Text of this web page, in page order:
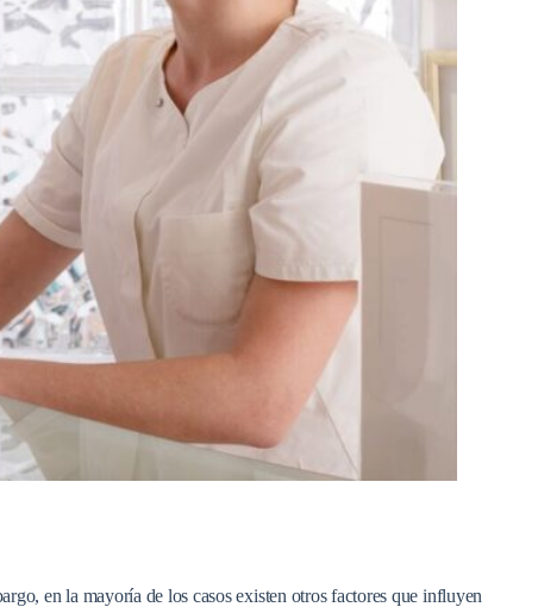
en la mayoría de los casos existen otros factores que influyen